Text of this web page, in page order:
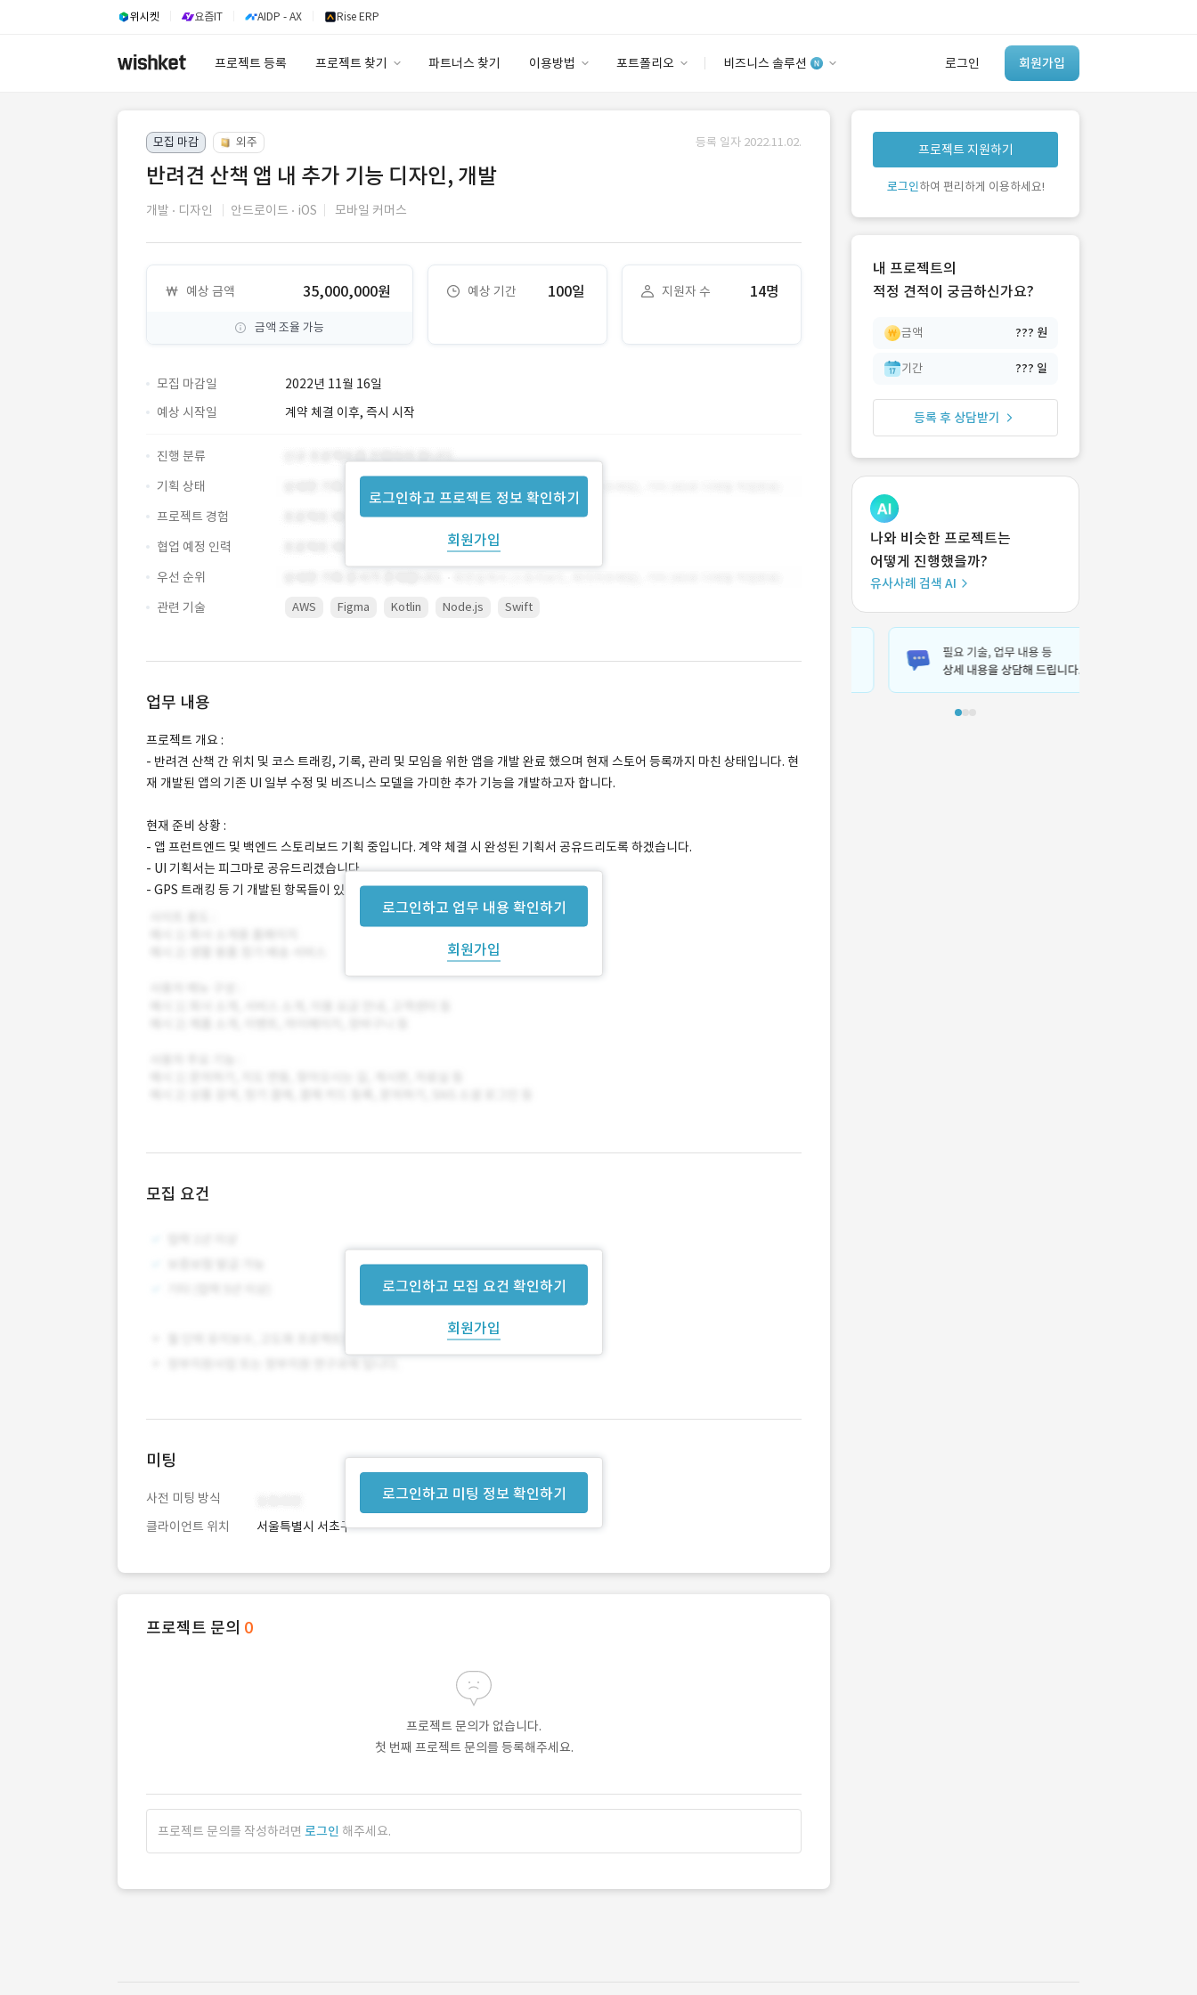
위시켓 요즘IT AIDP - AX Rise ERP
프로젝트 등록 프로젝트 찾기 파트너스 찾기 이용방법 포트폴리오 비즈니스 솔루션 로그인 회원가입
안심 코드 케어
유사사례 검색 AI
‘이런 거’ 만들어본
개발 회사 있어?
모집 마감 외주 등록 일자 2022.11.02.
반려견 산책 앱 내 추가 기능 디자인, 개발
개발 디자인 안드로이드 iOS 모바일 커머스
예상 금액 35,000,000원
금액 조율 가능
예상 기간 100일 지원자 수 14명
모집 마감일 2022년 11월 16일
로그인하고 프로젝트 정보 확인하기
회원가입
예상 시작일 계약 체결 이후, 즉시 시작
진행 분류
기획 상태
프로젝트 경험
협업 예정 인력
우선 순위
관련 기술
AWS Figma Kotlin Node.js Swift
업무 내용
로그인하고 업무 내용 확인하기
회원가입
프로젝트 개요 :
- 반려견 산책 간 위치 및 코스 트래킹, 기록, 관리 및 모임을 위한 앱을 개발 완료 했으며 현재 스토어 등록까지 마친 상태입니다. 현
재 개발된 앱의 기존 UI 일부 수정 및 비즈니스 모델을 가미한 추가 기능을 개발하고자 합니다.
현재 준비 상황 :
- 앱 프런트엔드 및 백엔드 스토리보드 기획 중입니다. 계약 체결 시 완성된 기획서 공유드리도록 하겠습니다.
- UI 기획서는 피그마로 공유드리겠습니다.
- GPS 트래킹 등 기 개발된 항목들이 있으며 재사용도 가능합니다.
모집 요건
로그인하고 모집 요건 확인하기
회원가입
로그인하고 미팅 정보 확인하기
미팅
사전 미팅 방식
클라이언트 위치
서울특별시 서초구
프로젝트 문의 0
프로젝트 문의가 없습니다.
첫 번째 프로젝트 문의를 등록해주세요.
프로젝트 문의를 작성하려면 로그인 해주세요.
프로젝트 지원하기
로그인하여 편리하게 이용하세요!
내 프로젝트의
적정 견적이 궁금하신가요?
금액 ??? 원
기간 ??? 일
등록 후 상담받기
나와 비슷한 프로젝트는
어떻게 진행했을까?
유사사례 검색 AI